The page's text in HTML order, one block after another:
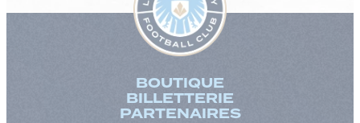
BOUTIQUE
BILLETTERIE
PARTENAIRES